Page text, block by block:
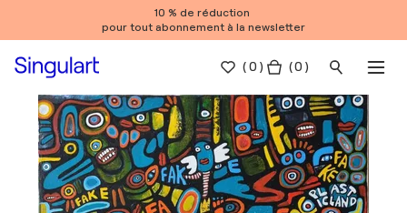
10 % de réduction
pour tout abonnement à la newsletter
(0 ) ( 0 )